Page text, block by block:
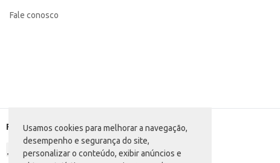
Usamos cookies para melhorar a navegação,
desempenho e segurança do site,
personalizar o conteúdo, exibir anúncios e
Fale conosco
Formas de pagamento